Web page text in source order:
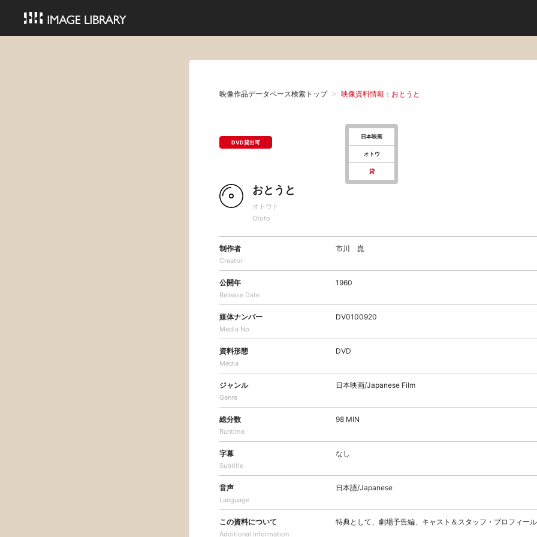
映像作品データベース検索トップ 映像資料情報：おとうと
DVD貸出可
日本映画
オトウ
貸
おとうと
オトウト
Ototo
制作者
Creator
市川 崑
公開年
Release Date
1960
媒体ナンバー
Media No
DV0100920
資料形態
Media
DVD
ジャンル
Genre
日本映画/Japanese Film
総分数
Runtime
98 MIN
字幕
Subtitle
なし
音声
Language
日本語/Japanese
この資料について
Additional Information
特典として、劇場予告編、キャスト＆スタッフ・プロフィー